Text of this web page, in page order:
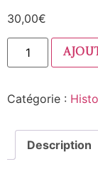
30,00€
Catégorie :
Description